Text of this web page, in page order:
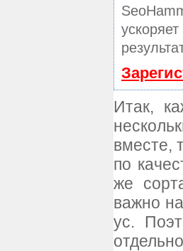
Итак,
вместе,
по
же
важно
ус.